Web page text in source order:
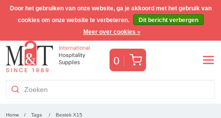
Gratis Benelux verzending voor orders >€255(incl. BTW)
0 Winkelwagen
Home Tags Bestek X15
Door het gebruiken van onze website, ga je akkoord met het gebruik van
cookies om onze website te verbeteren.
Dit bericht verbergen
Meer over cookies »